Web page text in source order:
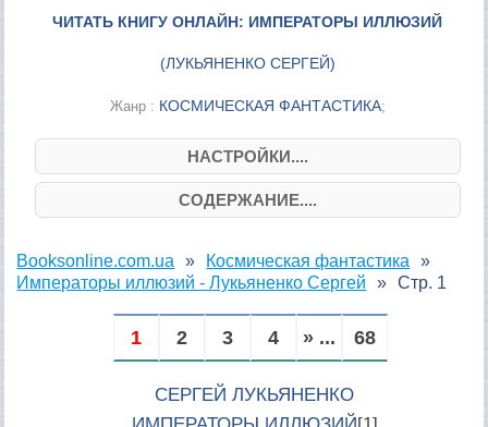
ЧИТАТЬ КНИГУ ОНЛАЙН: ИМПЕРАТОРЫ ИЛЛЮЗИЙ
(ЛУКЬЯНЕНКО СЕРГЕЙ)
Жанр : КОСМИЧЕСКАЯ ФАНТАСТИКА;
НАСТРОЙКИ....
СОДЕРЖАНИЕ....
Booksonline.com.ua
Космическая фантастика
Императоры иллюзий - Лукьяненко Сергей
Стр. 1
1 2 3 4 » ... 68
СЕРГЕЙ ЛУКЬЯНЕНКО